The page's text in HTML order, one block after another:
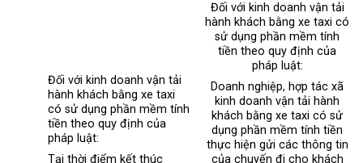
Đối với kinh doanh vận tải
hành khách bằng xe taxi
có sử dụng phần mềm tính
tiền theo quy định của
pháp luật:
Tại thời điểm kết thúc
Đối với kinh doanh vận tải
hành khách bằng xe taxi có
sử dụng phần mềm tính
tiền theo quy định của
pháp luật:
Doanh nghiệp, hợp tác xã
kinh doanh vận tải hành
khách bằng xe taxi có sử
dụng phần mềm tính tiền
thực hiện gửi các thông tin
của chuyến đi cho khách